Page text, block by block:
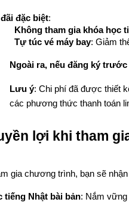
đặc biệt:
Không tham gia khóa học
Tự túc vé máy bay: Giảm
Ngoài ra, nếu đăng ký
Lưu ý: Chi phí đã được thiết
các phương thức thanh toán
lợi khi tham
gia chương trình, bạn sẽ
tiếng Nhật bài bản: Nắm